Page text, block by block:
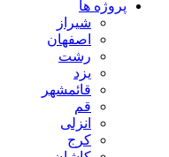
پروژه ها
شیراز
اصفهان
رشت
یزد
قائمشهر
قم
انزلی
کرج